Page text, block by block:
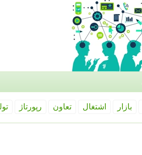
بازار اشتغال تعاون رپورتاژ